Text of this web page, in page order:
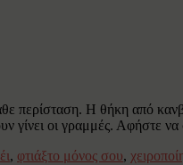
περίσταση. Η θήκη από
γίνει οι γραμμές. Αφήστε
, φτιάξτο μόνος σου,